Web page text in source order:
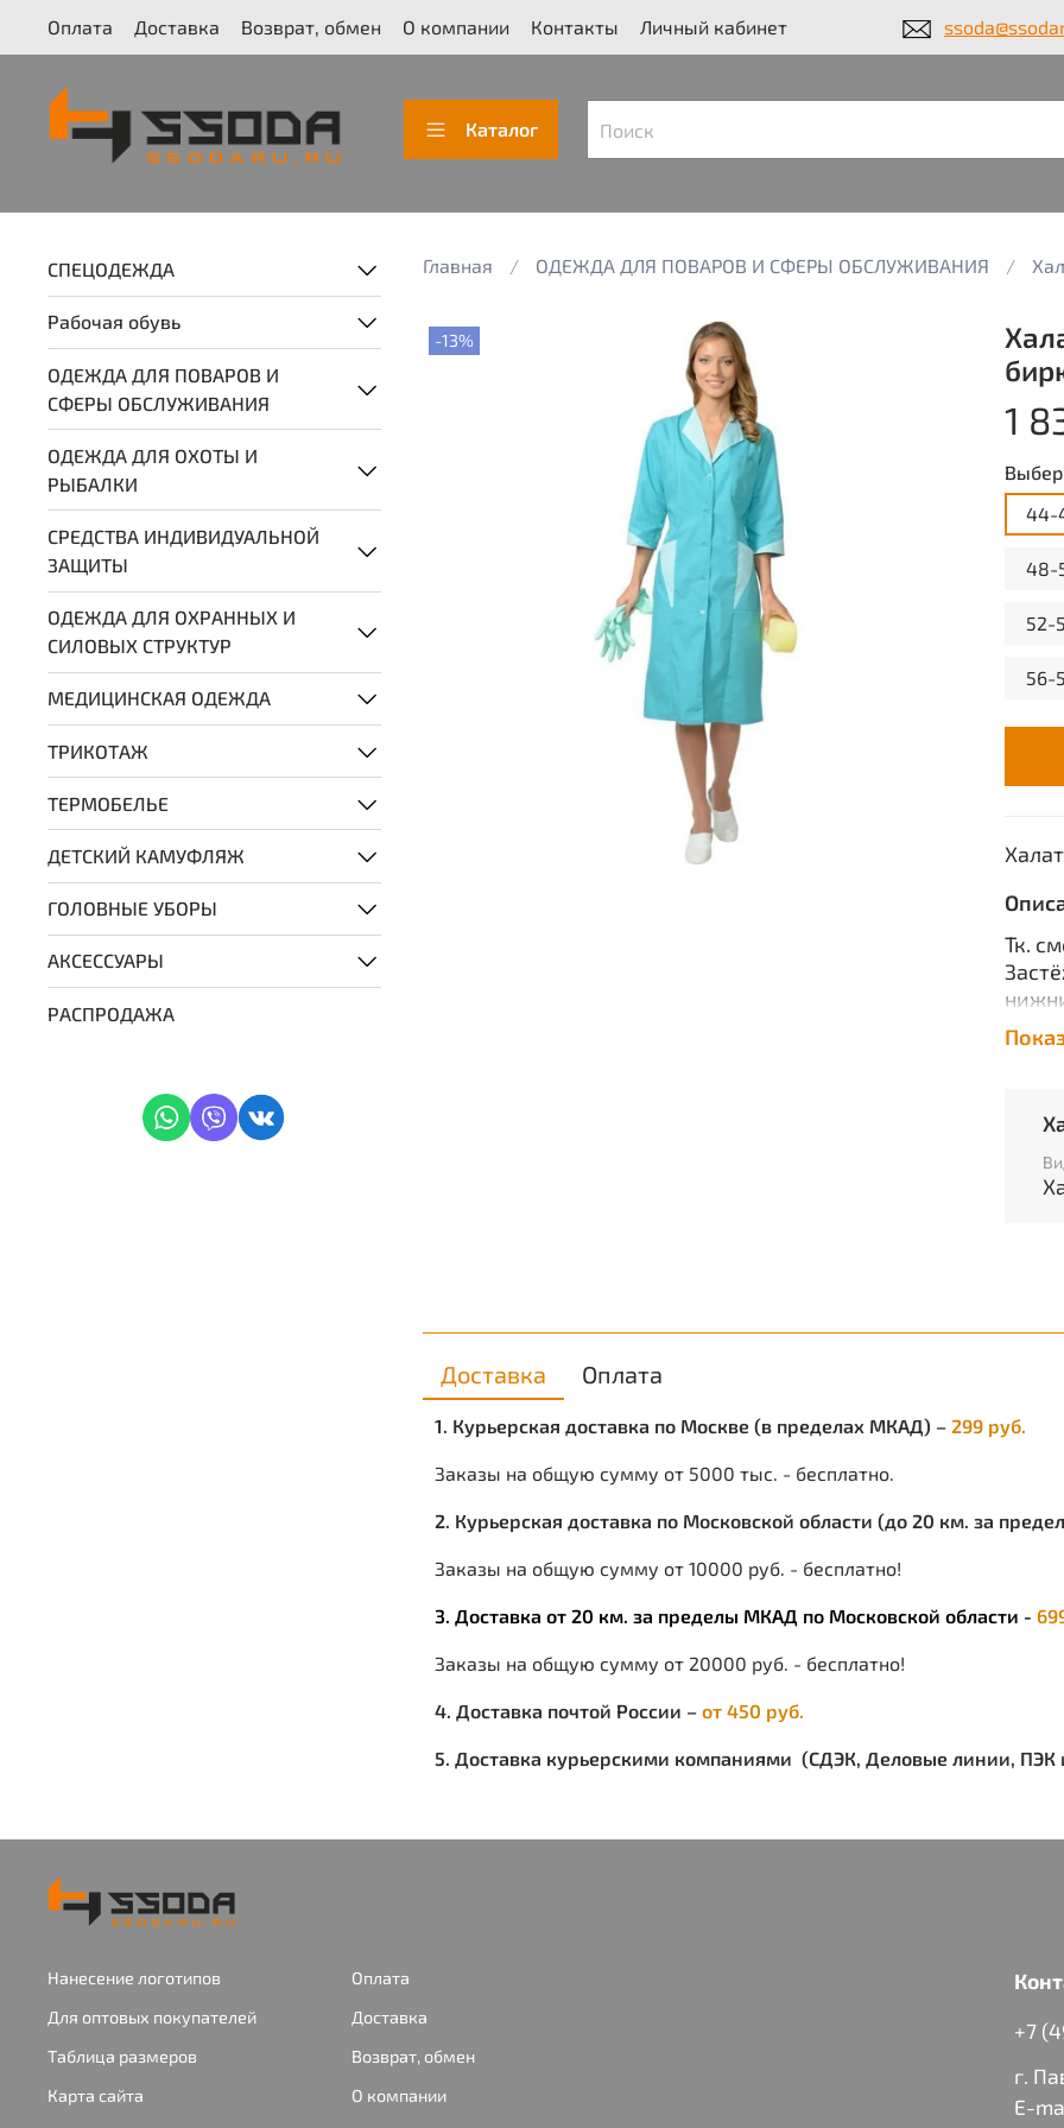
Оплата Доставка Возврат, обмен О компании Контакты Личный кабинет
Каталог
Главная ОДЕЖДА ДЛЯ ПОВАРОВ И СФЕРЫ ОБСЛУЖИВАНИЯ
-13%
1
44-
48-
52-
56-
Тк.
Доставка Оплата
1. Курьерская доставка по Москве (в пределах МКАД) – 299 руб.
Заказы на общую сумму от 5000 тыс. - бесплатно.
2. Курьерская доставка по Московской области (до 20 км. за
Заказы на общую сумму от 10000 руб. - бесплатно!
3. Доставка от 20 км. за пределы МКАД по Московской области -
Заказы на общую сумму от 20000 руб. - бесплатно!
4. Доставка почтой России – от 450 руб.
5. Доставка курьерскими компаниями (СДЭК, Деловые линии, ПЭК
СПЕЦОДЕЖДА
Рабочая обувь
ОДЕЖДА ДЛЯ ПОВАРОВ И
СФЕРЫ ОБСЛУЖИВАНИЯ
ОДЕЖДА ДЛЯ ОХОТЫ И
РЫБАЛКИ
СРЕДСТВА ИНДИВИДУАЛЬНОЙ
ЗАЩИТЫ
ОДЕЖДА ДЛЯ ОХРАННЫХ И
СИЛОВЫХ СТРУКТУР
МЕДИЦИНСКАЯ ОДЕЖДА
ТРИКОТАЖ
ТЕРМОБЕЛЬЕ
ДЕТСКИЙ КАМУФЛЯЖ
ГОЛОВНЫЕ УБОРЫ
АКСЕССУАРЫ
РАСПРОДАЖА
Нанесение логотипов
Для оптовых покупателей
Таблица размеров
Карта сайта
Оплата
Доставка
Возврат, обмен
О компании
+7
г.
E-